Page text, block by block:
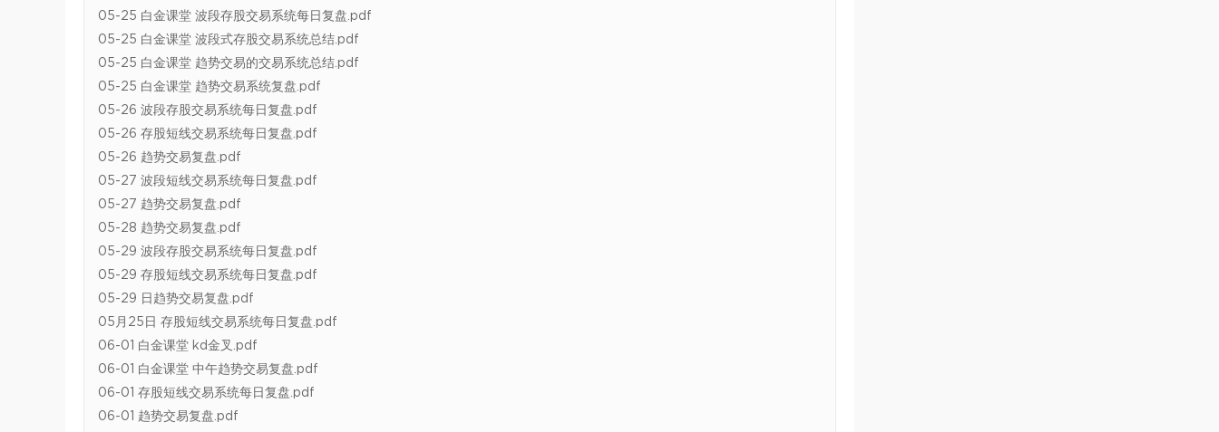
05-25 白金课堂 波段存股交易系统每日复盘.pdf
05-25 白金课堂 波段式存股交易系统总结.pdf
05-25 白金课堂 趋势交易的交易系统总结.pdf
05-25 白金课堂 趋势交易系统复盘.pdf
05-26 波段存股交易系统每日复盘.pdf
05-26 存股短线交易系统每日复盘.pdf
05-26 趋势交易复盘.pdf
05-27 波段短线交易系统每日复盘.pdf
05-27 趋势交易复盘.pdf
05-28 趋势交易复盘.pdf
05-29 波段存股交易系统每日复盘.pdf
05-29 存股短线交易系统每日复盘.pdf
05-29 日趋势交易复盘.pdf
05月25日 存股短线交易系统每日复盘.pdf
06-01 白金课堂 kd金叉.pdf
06-01 白金课堂 中午趋势交易复盘.pdf
06-01 存股短线交易系统每日复盘.pdf
06-01 趋势交易复盘.pdf